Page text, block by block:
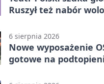
Ruszył też nabór
6 sierpnia 2026
Nowe wyposażenie
gotowe na